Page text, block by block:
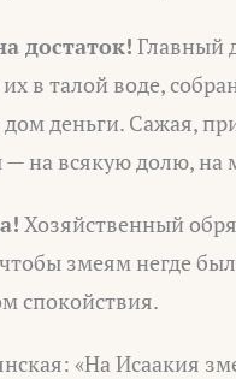
достаток! Главный
в талой воде,
деньги. Сажая,
на всякую долю, на
Хозяйственный
змеям негде
спокойствия.
«На Исаакия